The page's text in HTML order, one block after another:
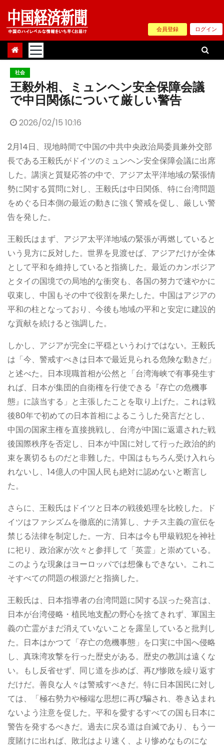
Skip
content
会員登録 ログイン
社会
王毅外相、ミュンヘン安全保障会議
で中日関係について厳しい警告
2026/02/15 10:16
2月14日、現地時間で中国の中共中央政治局委員兼外交部
長である王毅氏がドイツのミュンヘン安全保障会議に出席
した。講演と質疑応答の中で、アジア太平洋地域の緊張情
勢に関する質問に対し、王毅氏は中日関係、特に台湾問題
をめぐる日本側の最近の動きに強く警戒を促し、厳しい警
告を発した。
王毅氏はまず、アジア太平洋地域の緊張が再燃していると
いう見方に反対した。世界を見渡せば、アジアだけが全体
として平和を維持していると指摘した。最近のカンボジア
とタイの国境での局地的な衝突も、各国の努力で速やかに
収束し、中国もその中で役割を果たした。中国はアジアの
平和の柱となっており、今後も地域の平和と安定に建設的
な貢献を続けると強調した。
しかし、アジアが完全に平穏というわけではない。王毅氏
は「今、警戒すべきは日本で最近見られる危険な動きだ」
と述べた。日本現職首相が公然と「台湾海峡で有事発生す
れば、日本が集団的自衛権を行使できる『存亡の危機事
態』に該当する」と主張したことを取り上げた。これは戦
後80年で初めての日本首相によるこうした発言だとし、
中国の国家主権を直接挑戦し、台湾が中国に返還された戦
後国際秩序を否定し、日本が中国に対して行った政治的約
束を裏切るものだと非難した。中国はもちろん受け入れら
れないし、14億人の中国人民も絶対に認めないと断言し
た。
さらに、王毅氏はドイツと日本の戦後処理を比較した。ド
イツはファシズムを徹底的に清算し、ナチス主義の宣伝を
禁じる法律を制定した。一方、日本は今も甲級戦犯を神社
に祀り、政治家が次々と参拝して「英霊」と崇めている。
このような現象はヨーロッパでは想像もできない。これこ
そすべての問題の根源だと指摘した。
王毅氏は、日本指導者の台湾問題に関する誤った発言は、
日本が台湾侵略・植民地支配の野心を捨てきれず、軍国主
義の亡霊がまだ消えていないことを露呈していると批判し
た。日本はかつて「存亡の危機事態」を口実に中国へ侵略
し、真珠湾攻撃を行った歴史がある。歴史の教訓は遠くな
い。もし反省せず、同じ道を歩めば、再び惨敗を繰り返す
だけだ。善良な人々は警戒すべきだ。特に日本国民に対し
ては、「極右勢力や極端な思想に再び騙され、巻き込まれ
ないよう注意を促した。平和を愛するすべての国も日本に
警告を発するべきだ。過去に戻る道は自滅であり、もう一
度賭けに出れば、敗北はより速く、より惨めなものにな